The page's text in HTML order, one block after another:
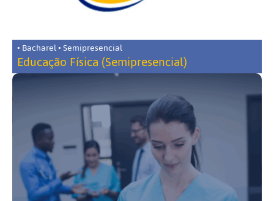
• Bacharel • Semipresencial
Educação Física (Semipresencial)